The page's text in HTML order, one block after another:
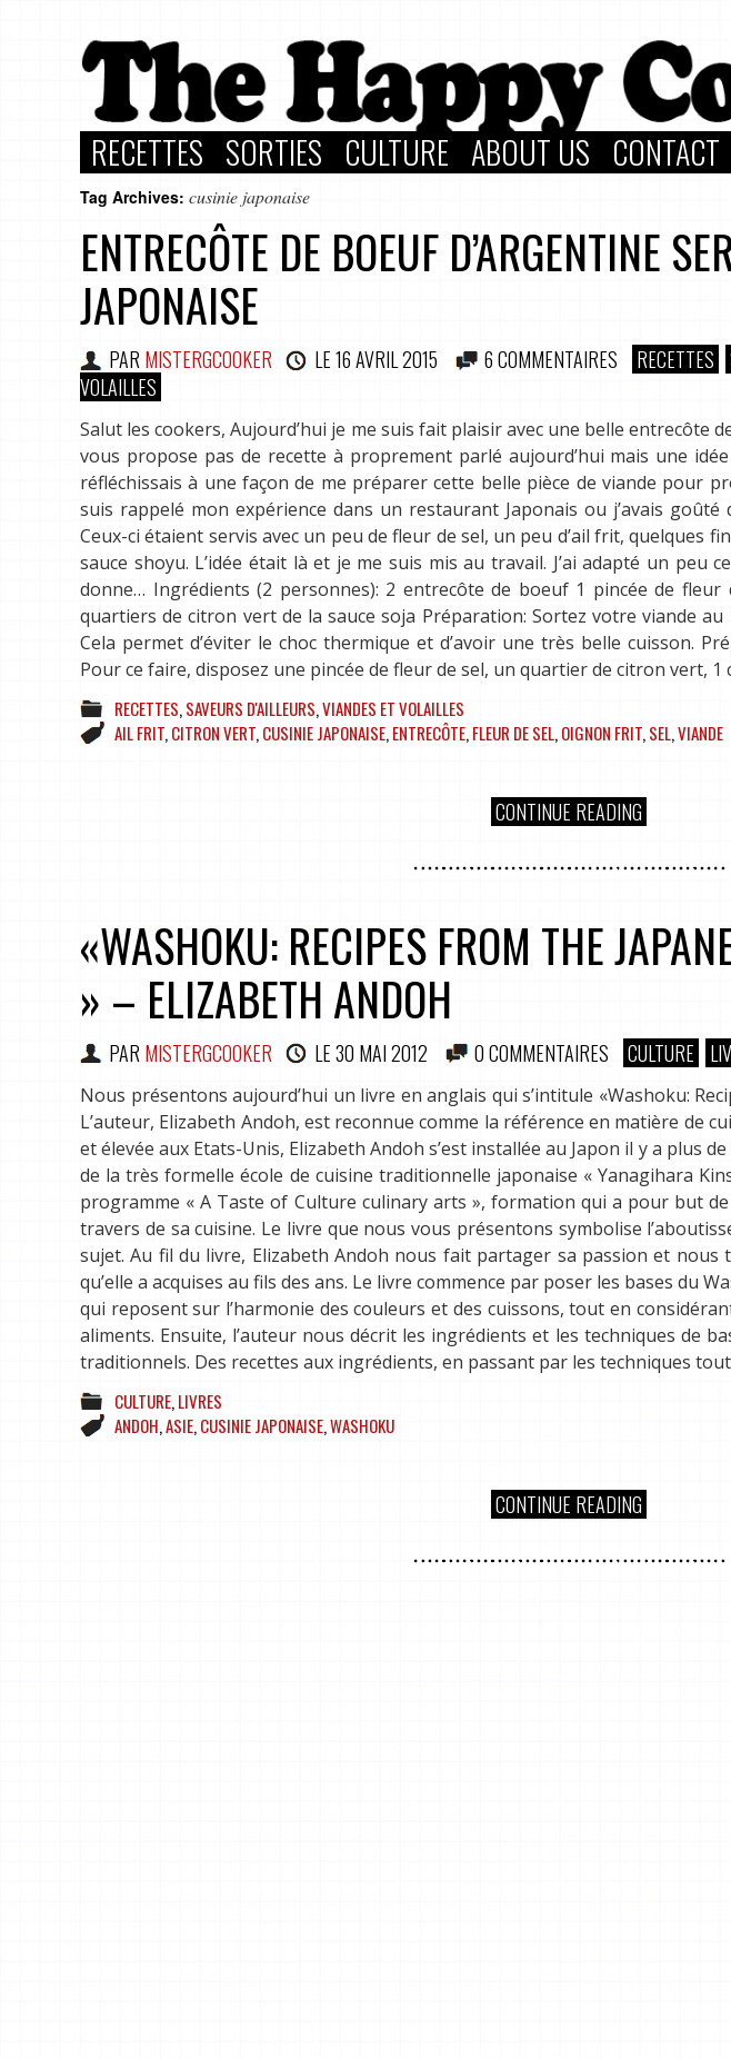
RECETTES SORTIES CULTURE ABOUT US CONTACT
Tag Archives: cusinie japonaise
ENTRECÔTE DE BOEUF D’ARGENTINE
JAPONAISE
PAR MISTERGCOOKER LE16 AVRIL 2015 6 COMMENTAIRES RECETTES
VOLAILLES
Salut les cookers, Aujourd’hui je me suis fait plaisir avec une belle entrecôte
vous propose pas de recette à proprement parlé aujourd’hui mais une
réfléchissais à une façon de me préparer cette belle pièce de viande pour
suis rappelé mon expérience dans un restaurant Japonais ou j’avais goûté
Ceux-ci étaient servis avec un peu de fleur de sel, un peu d’ail frit, quelques
sauce shoyu. L’idée était là et je me suis mis au travail. J’ai adapté un peu
donne… Ingrédients (2 personnes): 2 entrecôte de boeuf 1 pincée de
quartiers de citron vert de la sauce soja Préparation: Sortez votre viande au
Cela permet d’éviter le choc thermique et d’avoir une très belle cuisson.
Pour ce faire, disposez une pincée de fleur de sel, un quartier de citron vert, 1
RECETTES,SAVEURS D'AILLEURS,VIANDES ET VOLAILLES
AIL FRIT,CITRON VERT,CUSINIE JAPONAISE,ENTRECÔTE,FLEUR DE SEL,OIGNON FRIT,SEL,VIANDE
CONTINUE READING
«WASHOKU: RECIPES FROM THE
» – ELIZABETH ANDOH
PAR MISTERGCOOKER LE30 MAI 2012 0 COMMENTAIRES CULTURE
Nous présentons aujourd’hui un livre en anglais qui s’intitule «Washoku:
L’auteur, Elizabeth Andoh, est reconnue comme la référence en matière de
et élevée aux Etats-Unis, Elizabeth Andoh s’est installée au Japon il y a plus
de la très formelle école de cuisine traditionnelle japonaise « Yanagihara
programme « A Taste of Culture culinary arts », formation qui a pour but
travers de sa cuisine. Le livre que nous vous présentons symbolise
sujet. Au fil du livre, Elizabeth Andoh nous fait partager sa passion et nous
qu’elle a acquises au fils des ans. Le livre commence par poser les bases du
qui reposent sur l’harmonie des couleurs et des cuissons, tout en
aliments. Ensuite, l’auteur nous décrit les ingrédients et les techniques de
traditionnels. Des recettes aux ingrédients, en passant par les techniques
CULTURE,LIVRES
ANDOH,ASIE,CUSINIE JAPONAISE,WASHOKU
CONTINUE READING